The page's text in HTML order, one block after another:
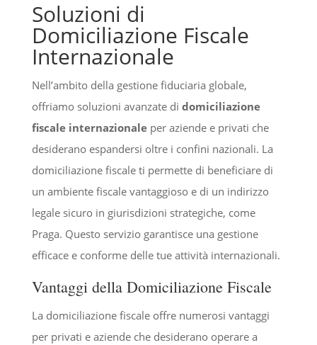
Soluzioni di
Domiciliazione Fiscale
Internazionale
Nell’ambito della gestione fiduciaria globale,
offriamo soluzioni avanzate di domiciliazione
fiscale internazionaleper aziende e privati che
desiderano espandersi oltre i confini nazionali. La
domiciliazione fiscale ti permette di beneficiare di
un ambiente fiscale vantaggioso e di un indirizzo
legale sicuro in giurisdizioni strategiche, come
Praga. Questo servizio garantisce una gestione
efficace e conforme delle tue attività internazionali.
Vantaggi della Domiciliazione Fiscale
La domiciliazione fiscale offre numerosi vantaggi
per privati e aziende che desiderano operare a